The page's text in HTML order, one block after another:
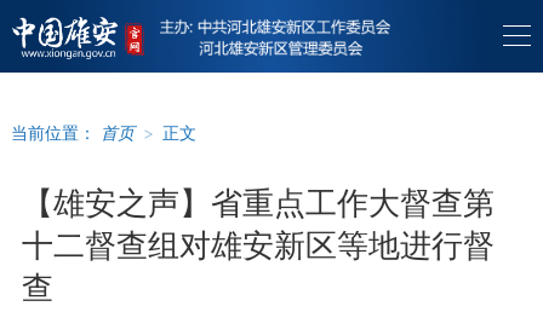
当前位置： 首页 > 正文
【雄安之声】省重点工作大督查第
十二督查组对雄安新区等地进行督
查